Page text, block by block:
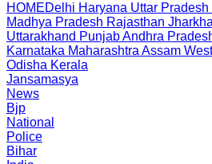
HOMEDelhi Haryana Uttar Pradesh
Madhya Pradesh Rajasthan
Uttarakhand PunjabAndhra
Karnataka Maharashtra Assam
Odisha Kerala
Jansamasya
News
Bjp
National
Police
Bihar